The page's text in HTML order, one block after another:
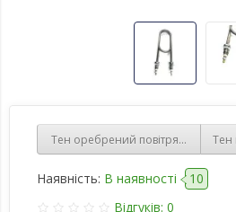
Тен оребрений повітряний, 2Тен
Наявність: В наявності
10
Відгуків: 0